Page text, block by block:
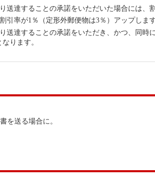
達することの承諾をいただいた場合には、
率が1％（定形外郵便物は3％）アップします
送達することの承諾をいただき、かつ、同時
ります。
を送る場合に。